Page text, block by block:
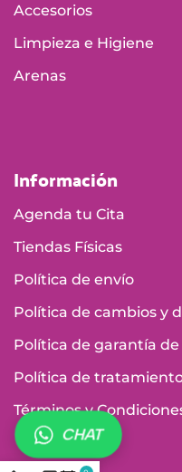
Accesorios
Limpieza e Higiene
Arenas
Información
Agenda tu Cita
Tiendas Físicas
Política de envío
Política de cambios y
Política de garantía
Política de
Términos y
CHAT